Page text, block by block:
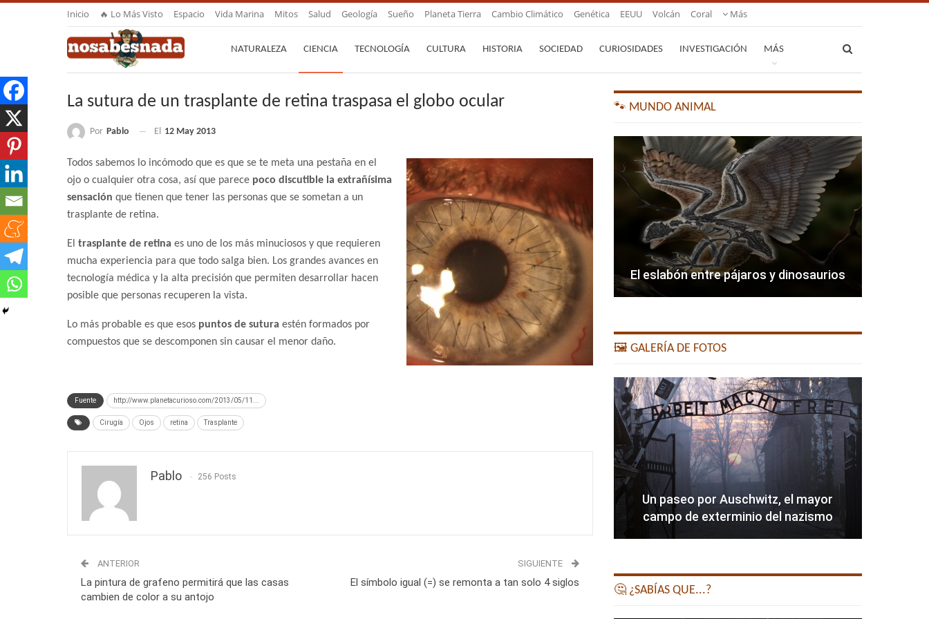
Inicio 🔥 Lo Más Visto Espacio Vida Marina Mitos Salud Geología Sueño Planeta Tierra Cambio Climático Genética EEUU Volcán Coral Más
NATURALEZA CIENCIA TECNOLOGÍA CULTURA HISTORIA SOCIEDAD CURIOSIDADES INVESTIGACIÓN MÁS
La sutura de un trasplante de retina traspasa el globo ocular
Por Pablo El 12 May 2013
Todos sabemos lo incómodo que es que se te meta una pestaña en el
ojo o cualquier otra cosa, así que parece poco discutible la extrañísima
sensación que tienen que tener las personas que se sometan a un
trasplante de retina.
El trasplante de retina es uno de los más minuciosos y que requieren
mucha experiencia para que todo salga bien. Los grandes avances en
tecnología médica y la alta precisión que permiten desarrollar hacen
posible que personas recuperen la vista.
Lo más probable es que esos puntos de sutura estén formados por
compuestos que se descomponen sin causar el menor daño.
Fuente http://www.planetacurioso.com/2013/05/11...
Cirugía Ojos retina Trasplante
Pablo 256 Posts
ANTERIOR
La pintura de grafeno permitirá que las casas
cambien de color a su antojo
SIGUIENTE
El símbolo igual (=) se remonta a tan solo 4 siglos
🐾 MUNDO ANIMAL
El eslabón entre pájaros y dinosaurios
🖼️ GALERÍA DE FOTOS
Un paseo por Auschwitz, el mayor
campo de exterminio del nazismo
🤔 ¿SABÍAS QUE...?